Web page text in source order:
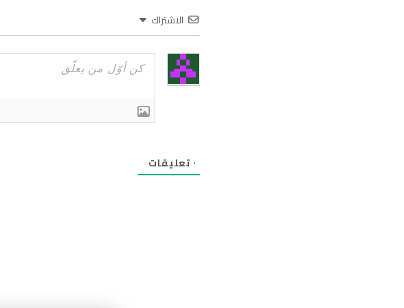
الاشتراك
٠ تعليقات